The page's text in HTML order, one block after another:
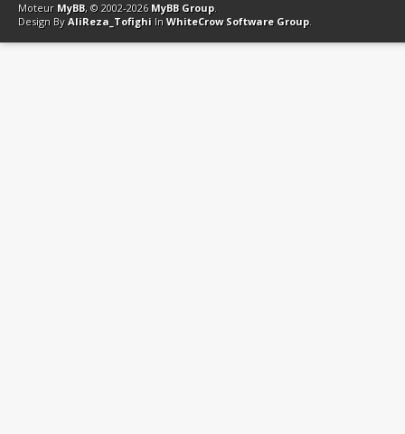
Moteur MyBB, © 2002-2026 MyBB Group.
Design By AliReza_Tofighi In WhiteCrow Software Group.